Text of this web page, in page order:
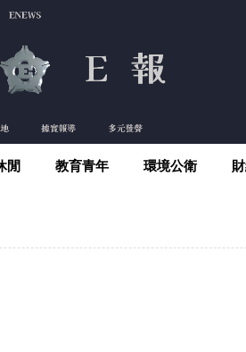
閒 教育青年 環境公衛